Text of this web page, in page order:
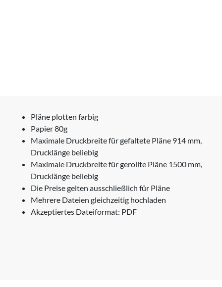
Pläne plotten farbig
Papier 80g
Maximale Druckbreite für gefaltete Pläne 914 mm,
Drucklänge beliebig
Maximale Druckbreite für gerollte Pläne 1500 mm,
Drucklänge beliebig
Die Preise gelten ausschließlich für Pläne
Mehrere Dateien gleichzeitig hochladen
Akzeptiertes Dateiformat: PDF